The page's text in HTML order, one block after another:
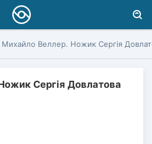
Михайло Веллер. Ножик Сергія
Сергія Довлатова